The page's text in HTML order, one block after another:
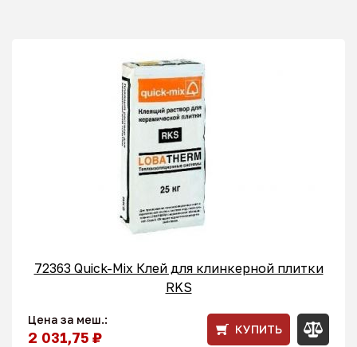
72363 Quick-Mix Клей для клинкерной плитки
RKS
Цена за меш.:
2 031,75 ₽ КУПИТЬ